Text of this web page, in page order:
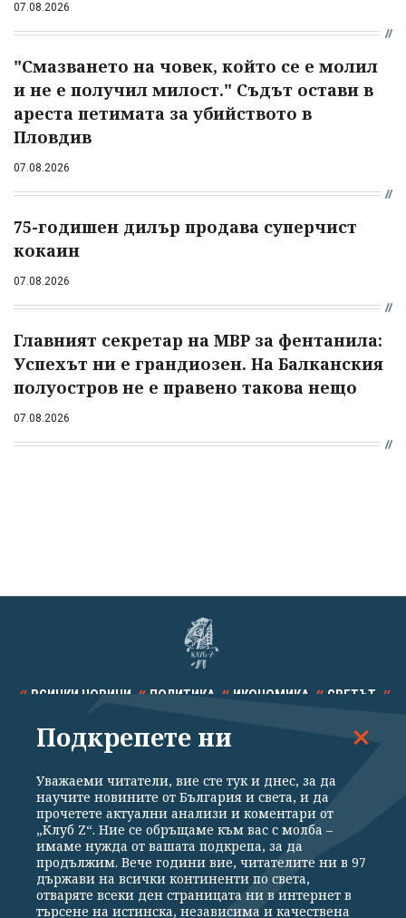
07.08.2026
"Смазването на човек, който се е молил
и не е получил милост." Съдът остави в
ареста петимата за убийството в
Пловдив
07.08.2026
75-годишен дилър продава суперчист
кокаин
07.08.2026
Главният секретар на МВР за фентанила:
Успехът ни е грандиозен. На Балканския
полуостров не е правено такова нещо
07.08.2026
ВСИЧКИ НОВИНИ ПОЛИТИКА ИКОНОМИКА СВЕТЪТ
СПОРТ КУЛТУРА ТЕХНОЛОГИИ КАЛЕЙДОСКОП
Общи условия
Политика за поверителност
Реклама
Партньори Контакти
За Клуб Z
Подкрепете ни
Уважаеми читатели, вие сте тук и днес, за да
научите новините от България и света, и да
прочетете актуални анализи и коментари от
„Клуб Z“. Ние се обръщаме към вас с молба –
имаме нужда от вашата подкрепа, за да
продължим. Вече години вие, читателите ни в 97
държави на всички континенти по света,
отваряте всеки ден страницата ни в интернет в
търсене на истинска, независима и качествена